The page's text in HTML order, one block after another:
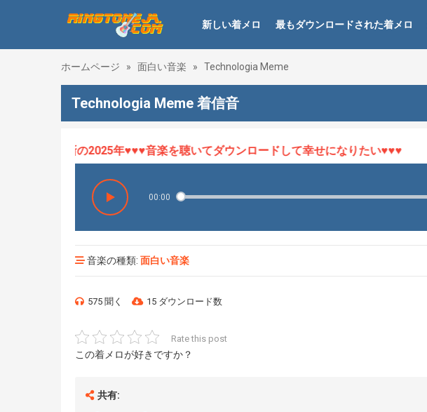
新しい着メロ 最もダウンロードされた着メロ
ホームページ » 面白い音楽 » Technologia Meme
Technologia Meme 着信音
、最新の2025年♥♥♥音楽を聴いてダウンロードして幸せになりたい♥♥♥
00:00
音楽の種類: 面白い音楽
575 聞く 15 ダウンロード数
Rate this post
この着メロが好きですか？
共有: